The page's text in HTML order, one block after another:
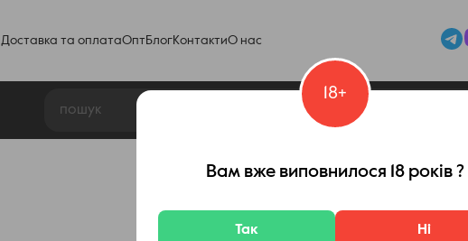
Доставка та оплатаОпт БлогКонтактиО нас
18+
Вам вже виповнилося 18 років ?
Так Ні